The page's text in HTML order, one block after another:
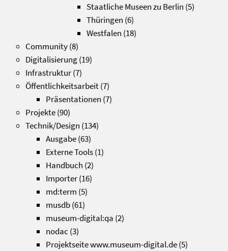
Staatliche Museen zu Berlin (5)
Thüringen (6)
Westfalen (18)
Community(8)
Digitalisierung(19)
Infrastruktur(7)
Öffentlichkeitsarbeit(7)
Präsentationen (7)
Projekte(90)
Technik/Design (134)
Ausgabe(63)
Externe Tools(1)
Handbuch (2)
Importer(16)
md:term (5)
musdb(61)
museum-digital:qa (2)
nodac (3)
Projektseite www.museum-digital.de(5)